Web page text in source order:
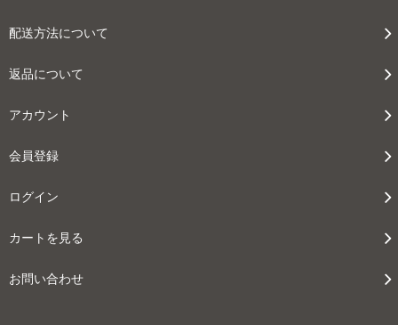
配送方法について
返品について
アカウント
会員登録
ログイン
カートを見る
お問い合わせ